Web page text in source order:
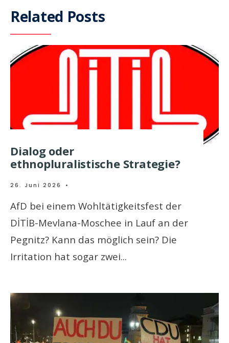
Related Posts
Dialog oder
ethnopluralistische Strategie?
26. Juni 2026 •
AfD bei einem Wohltätigkeitsfest der
DİTİB-Mevlana-Moschee in Lauf an der
Pegnitz? Kann das möglich sein? Die
Irritation hat sogar zwei...